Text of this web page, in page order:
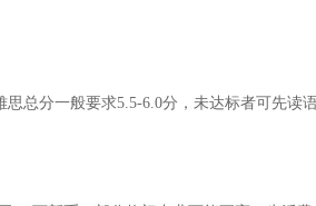
总分一般要求5.5-6.0分，未达标者可先